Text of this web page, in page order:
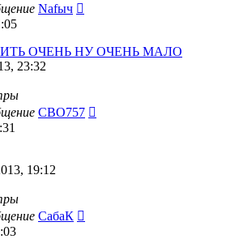
Nafыч
ОЧЕНЬ НУ ОЧЕНЬ МАЛО
23:32
CBO757
19:12
СабаК